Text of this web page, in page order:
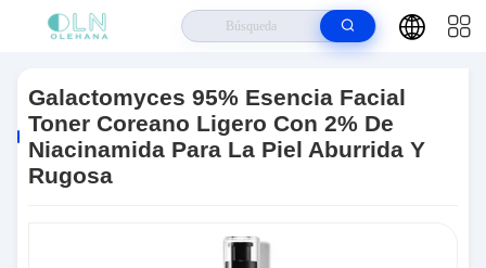
Galactomyces 95% Esencia Facial Toner Coreano Ligero Con 2% De
Niacinamida Para La Piel Aburrida Y Rugosa
Galactomyces 95% Esencia Facial
Toner Coreano Ligero Con 2% De
Niacinamida Para La Piel Aburrida Y
Rugosa